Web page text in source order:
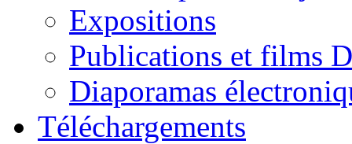
Expositions
Publications et films
Diaporamas
Téléchargements